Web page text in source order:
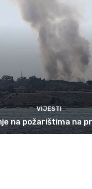
VIJESTI
na požarištima na